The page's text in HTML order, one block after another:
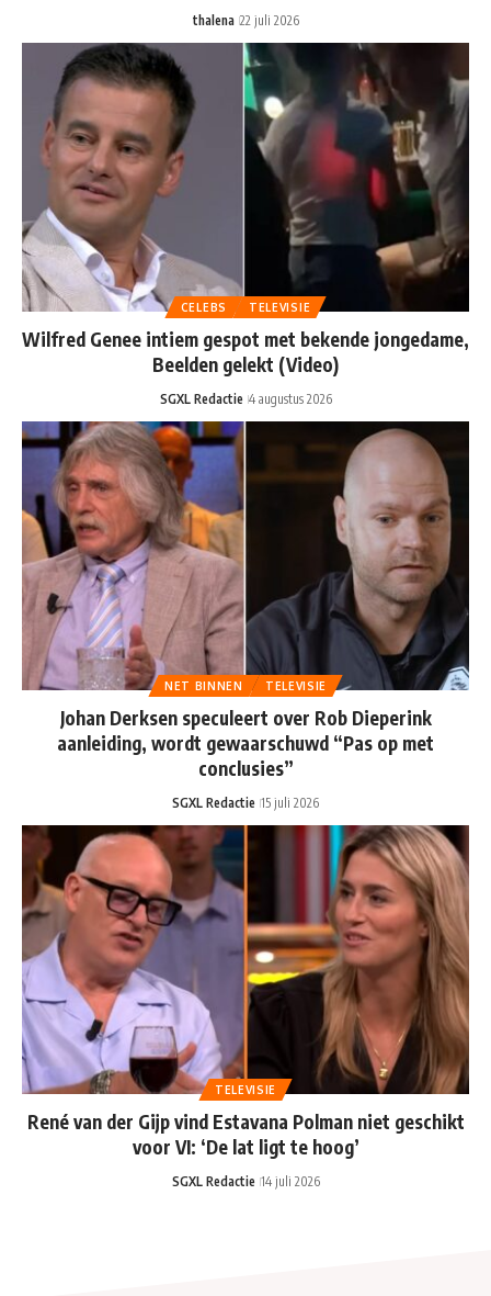
thalena 22 juli 2026
CELEBS TELEVISIE
Wilfred Genee intiem gespot met bekende jongedame,
Beelden gelekt (Video)
SGXL Redactie 4 augustus 2026
NET BINNEN TELEVISIE
Johan Derksen speculeert over Rob Dieperink
aanleiding, wordt gewaarschuwd “Pas op met
conclusies”
SGXL Redactie 15 juli 2026
TELEVISIE
René van der Gijp vind Estavana Polman niet geschikt
voor VI: ‘De lat ligt te hoog’
SGXL Redactie 14 juli 2026